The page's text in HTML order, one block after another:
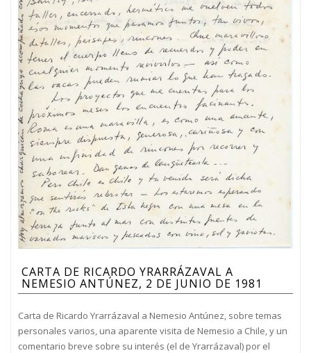
CARTA DE RICARDO YRARRÁZAVAL A
NEMESIO ANTÚNEZ, 2 DE JUNIO DE 1981
Carta de Ricardo Yrarrázaval a Nemesio Antúnez, sobre temas
personales varios, una aparente visita de Nemesio a Chile, y un
comentario breve sobre su interés (el de Yrarrázaval) por el